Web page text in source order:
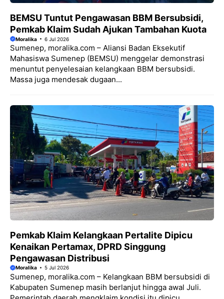
BEMSU Tuntut Pengawasan BBM Bersubsidi,
Pemkab Klaim Sudah Ajukan Tambahan Kuota
Moralika 6 Jul 2026
Sumenep, moralika.com – Aliansi Badan Eksekutif
Mahasiswa Sumenep (BEMSU) menggelar demonstrasi
menuntut penyelesaian kelangkaan BBM bersubsidi.
Massa juga mendesak dugaan...
Pemkab Klaim Kelangkaan Pertalite Dipicu
Kenaikan Pertamax, DPRD Singgung
Pengawasan Distribusi
Moralika 5 Jul 2026
Sumenep, moralika.com – Kelangkaan BBM bersubsidi di
Kabupaten Sumenep masih berlanjut hingga awal Juli.